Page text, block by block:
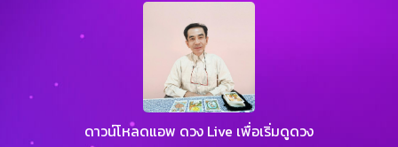
ดาวน์โหลดแอพ ดวง Live เพื่อเริ่มดูดวง